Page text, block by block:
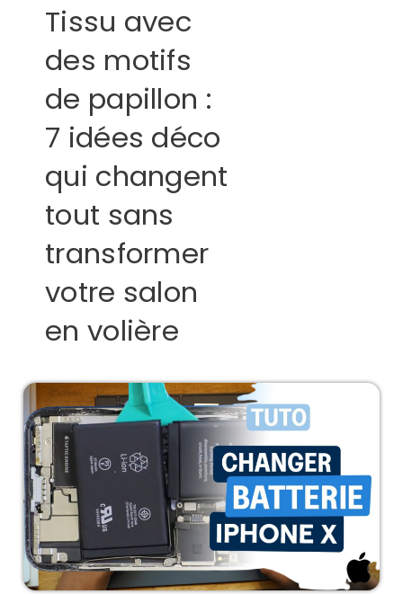
Tissu avec
des motifs
de papillon :
7 idées déco
qui changent
tout sans
transformer
votre salon
en volière